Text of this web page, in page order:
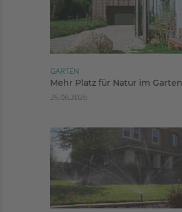
GARTEN
Mehr Platz für Natur im Garten
25.06.2026